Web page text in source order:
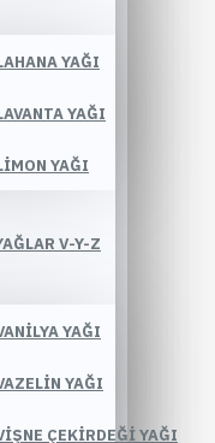
YAĞI
YAĞI
YAĞI
V-Y-Z
YAĞI
YAĞI
ÇEKIRDEĞI YAĞI